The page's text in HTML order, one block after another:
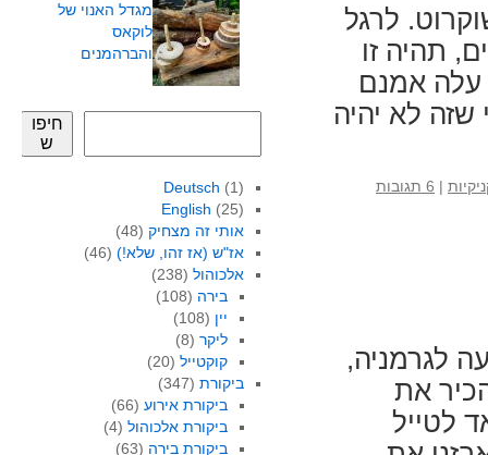
לרגל
תהיה זו
עלה אמנם
שזה לא יהיה
| 6 תגובות
לגרמניה,
את
לטייל
מגדל האנוי של
לוקאס
והברהמנים
חיפו
ש
Deutsch (1)
English (25)
אותי זה מצחיק(48)
אז"ש (אז זהו, שלא!)(46)
אלכוהול(238)
בירה (108)
יין (108)
ליקר (8)
קוקטייל (20)
ביקורת(347)
ביקורת אירוע (66)
ביקורת אלכוהול (4)
ביקורת בירה (63)